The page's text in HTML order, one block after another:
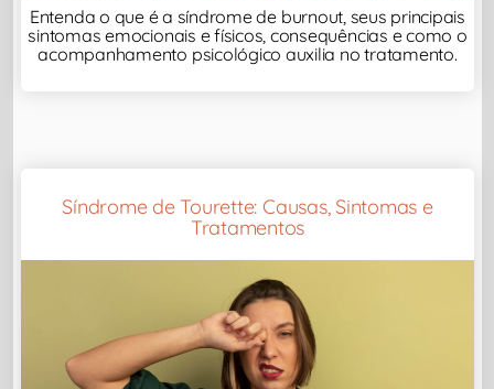
Entenda o que é a síndrome de burnout, seus principais
sintomas emocionais e físicos, consequências e como o
acompanhamento psicológico auxilia no tratamento.
Síndrome de Tourette: Causas, Sintomas e
Tratamentos